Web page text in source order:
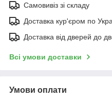
Самовивіз зі складу
Доставка кур'єром по
Доставка від дверей до
Всі умови доставки
Умови оплати